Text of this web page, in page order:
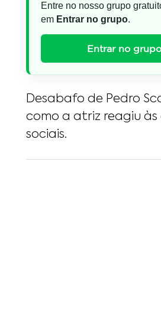
Entre no nosso grupo
em Entrar no grupo.
Entrar no
Desabafo de Pedro
como a atriz reagiu
sociais.